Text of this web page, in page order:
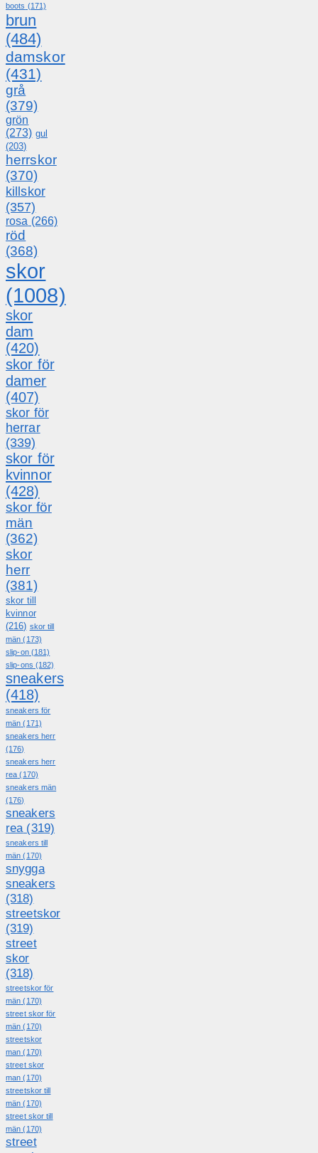
boots (171)
brun
(484)
damskor
(431)
grå
(379)
grön
(273) gul
(203)
herrskor
(370)
killskor
(357)
rosa (266)
röd
(368)
skor
(1008)
skor
dam
(420)
skor för
damer
(407)
skor för
herrar
(339)
skor för
kvinnor
(428)
skor för
män
(362)
skor
herr
(381)
skor till
kvinnor
(216) skor till
män (173)
slip-on(181)
slip-ons (182)
sneakers
(418)
sneakers för
män (171)
sneakers herr
(176)
sneakers herr
rea (170)
sneakers män
(176)
sneakers
rea (319)
sneakers till
män (170)
snygga
sneakers
(318)
streetskor
(319)
street
skor
(318)
streetskor för
män (170)
street skor för
män (170)
streetskor
man (170)
street skor
man (170)
streetskor till
män (170)
street skor till
män (170)
street